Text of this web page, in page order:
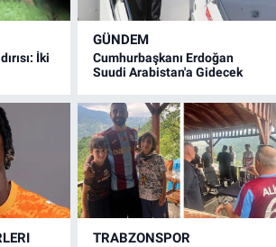
İki
GÜNDEM
Cumhurbaşkanı Erdoğan
Suudi Arabistan'a Gidecek
TRABZONSPOR